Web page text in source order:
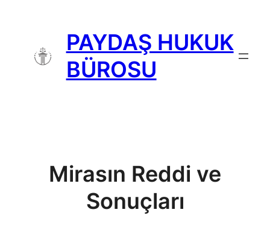
PAYDAŞ HUKUK
BÜROSU
Mirasın Reddi ve
Sonuçları